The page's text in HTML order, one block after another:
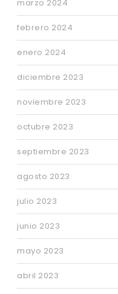
marzo 2024
febrero 2024
enero 2024
diciembre 2023
noviembre 2023
octubre 2023
septiembre 2023
agosto 2023
julio 2023
junio 2023
mayo 2023
abril 2023